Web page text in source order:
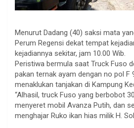
Menurut Dadang (40) saksi mata
Perum Regensi dekat tempat
kejadiannya sekitar, jam 10.00 Wib.
Peristiwa bermula saat Truck Fuso
pakan ternak ayam dengan no pol F
menaklukan tanjakan di Kampung
“Alhasil, truck Fuso yang berbobot
menyeret mobil Avanza Putih, dan
menghajar Ruko ikan hias milik H.